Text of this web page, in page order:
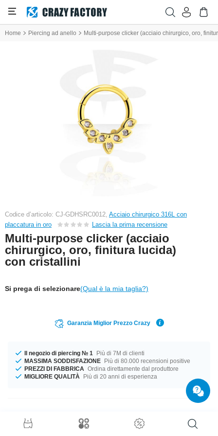
Home Piercing ad anello Multi-purpose clicker (acciaio chirurgico, oro,
Codice d’articolo: CJ-GDHSRC0012, Acciaio chirurgico 316L con
placcatura in oro
Lascia la prima recensione
Multi-purpose clicker (acciaio
chirurgico, oro, finitura lucida)
con cristallini
Si prega di selezionare(Qual è la mia taglia?)
Garanzia Miglior Prezzo Crazy
Il negozio di piercing № 1
Più di 7M di clienti
MASSIMA SODDISFAZIONE Più di 80.000 recensioni positive
PREZZI DI FABBRICA Ordina direttamente dal produttore
MIGLIORE QUALITÀ
Più di 20 anni di esperienza
Dettagli prodotto